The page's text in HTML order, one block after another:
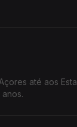
até aos